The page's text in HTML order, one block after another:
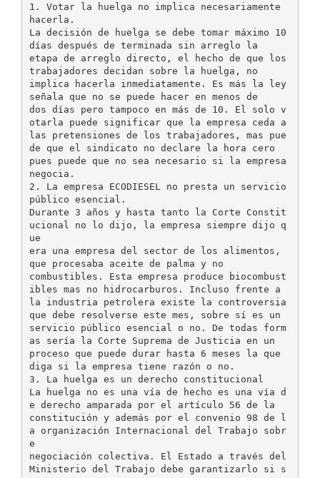
1. Votar la huelga no implica necesariamente
hacerla.
La decisión de huelga se debe tomar máximo 10
días después de terminada sin arreglo la
etapa de arreglo directo, el hecho de que los
trabajadores decidan sobre la huelga, no
implica hacerla inmediatamente. Es más la ley
señala que no se puede hacer en menos de
dos días pero tampoco en más de 10. El solo v
otarla puede significar que la empresa ceda a
las pretensiones de los trabajadores, mas pue
de que el sindicato no declare la hora cero
pues puede que no sea necesario si la empresa
negocia.
2. La empresa ECODIESEL no presta un servicio
público esencial.
Durante 3 años y hasta tanto la Corte Constit
ucional no lo dijo, la empresa siempre dijo q
ue
era una empresa del sector de los alimentos,
que procesaba aceite de palma y no
combustibles. Esta empresa produce biocombust
ibles mas no hidrocarburos. Incluso frente a
la industria petrolera existe la controversia
que debe resolverse este mes, sobre sí es un
servicio público esencial o no. De todas form
as sería la Corte Suprema de Justicia en un
proceso que puede durar hasta 6 meses la que
diga si la empresa tiene razón o no.
3. La huelga es un derecho constitucional
La huelga no es una vía de hecho es una vía d
e derecho amparada por el artículo 56 de la
constitución y además por el convenio 98 de l
a organización Internacional del Trabajo sobr
e
negociación colectiva. El Estado a través del
Ministerio del Trabajo debe garantizarlo si s